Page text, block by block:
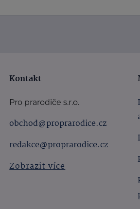
Kontakt
Pro prarodiče s.r.o.
obchod@proprarodice.cz
redakce@proprarodice.cz
Zobrazit více